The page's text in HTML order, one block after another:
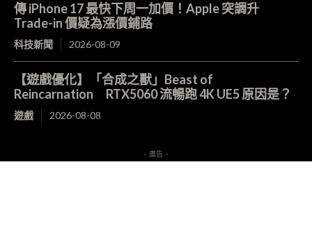
傳 iPhone 17 最快下周一加價！Apple 突調升
Trade-in 價疑為漲價鋪路
科技新聞 2026-08-09
【遊戲優化】「合成之獸」Beast of
Reincarnation RTX5060 流暢跑 4K UE5 原因是？
遊戲 2026-08-08
- 廣告 -